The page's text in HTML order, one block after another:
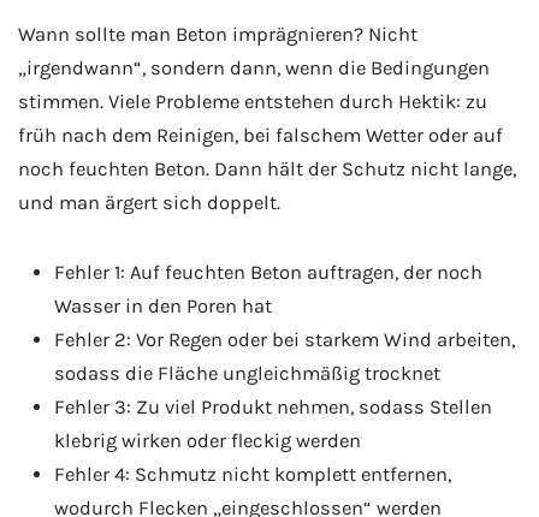
Wann sollte man Beton imprägnieren? Nicht
„irgendwann“, sondern dann, wenn die Bedingungen
stimmen. Viele Probleme entstehen durch Hektik: zu
früh nach dem Reinigen, bei falschem Wetter oder auf
noch feuchten Beton. Dann hält der Schutz nicht lange,
und man ärgert sich doppelt.
Fehler 1: Auf feuchten Beton auftragen, der noch
Wasser in den Poren hat
Fehler 2: Vor Regen oder bei starkem Wind arbeiten,
sodass die Fläche ungleichmäßig trocknet
Fehler 3: Zu viel Produkt nehmen, sodass Stellen
klebrig wirken oder fleckig werden
Fehler 4: Schmutz nicht komplett entfernen,
wodurch Flecken „eingeschlossen“ werden